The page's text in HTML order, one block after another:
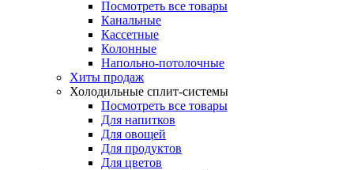
Посмотреть все товары
Канальные
Кассетные
Колонные
Напольно-потолочные
Хиты продаж
Холодильные сплит-системы
Посмотреть все товары
Для напитков
Для овощей
Для продуктов
Для цветов